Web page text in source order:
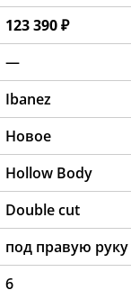
123 390 ₽
—
Ibanez
Новое
Hollow Body
Double cut
под правую руку
6